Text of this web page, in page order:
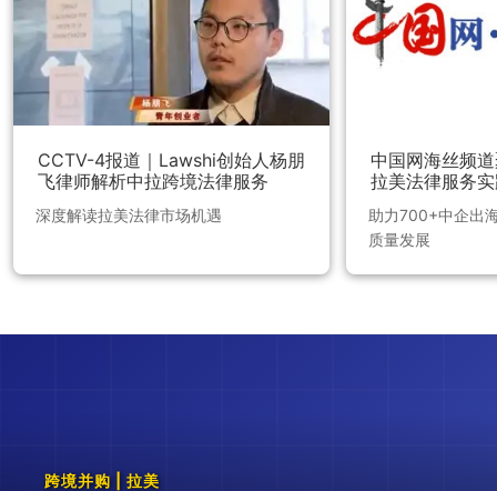
CCTV-4报道｜Lawshi创始人杨朋
飞律师解析中拉跨境法律服务
深度解读拉美法律市场机遇
中国网海丝频
拉美法律服务
助力700+中企出
质量发展
跨境并购 | 拉美